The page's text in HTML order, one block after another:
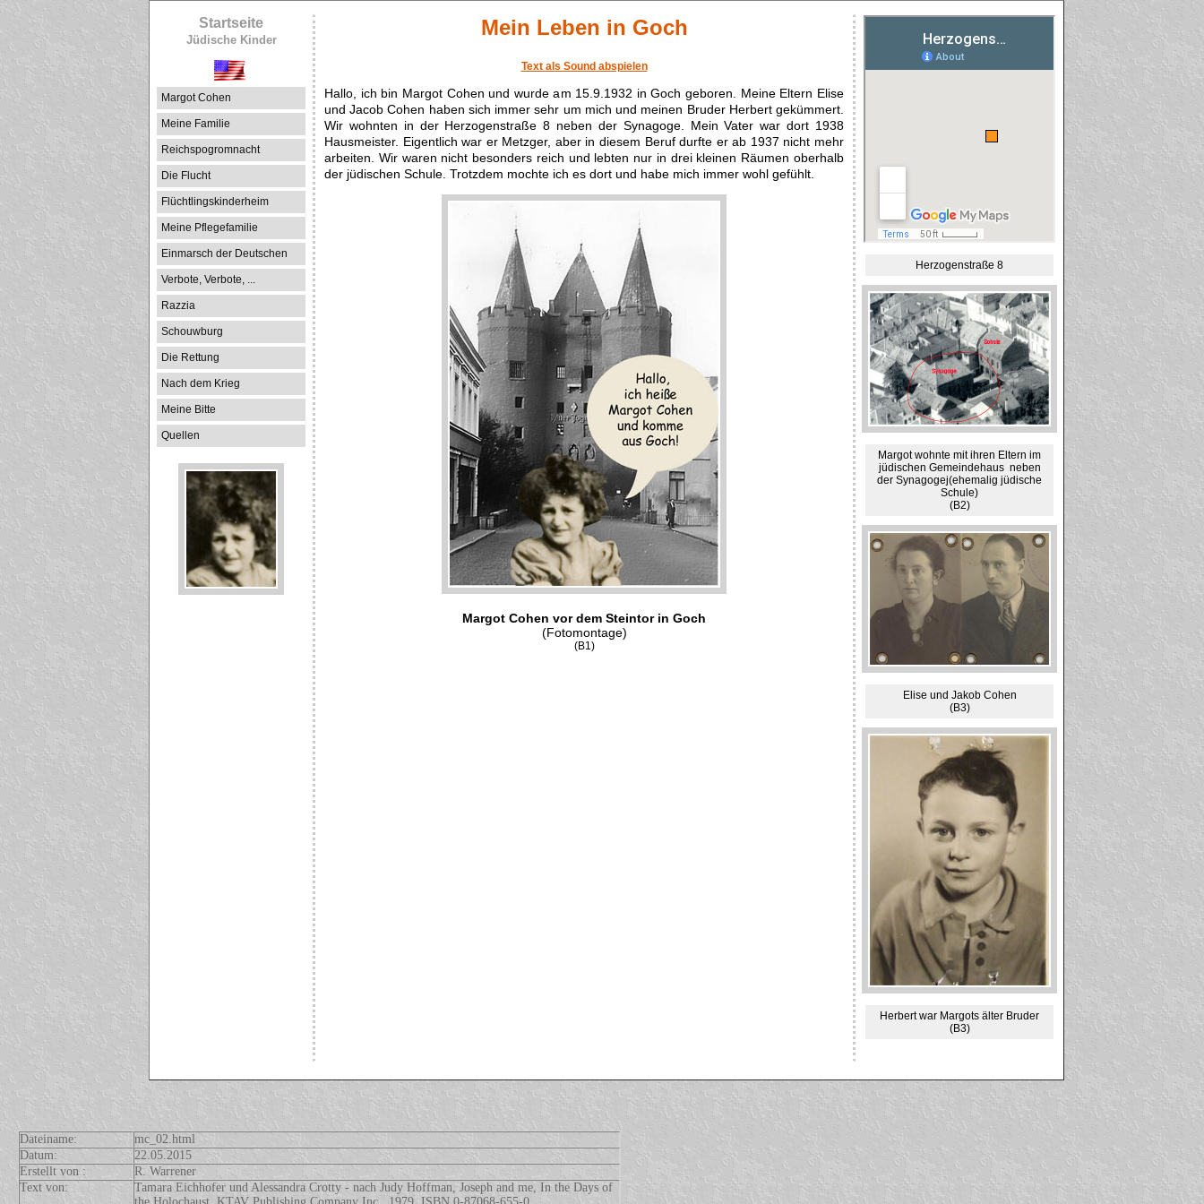
Startseite
Jüdische Kinder
Margot Cohen
Meine Familie
Reichspogromnacht
Die Flucht
Flüchtlingskinderheim
Meine Pflegefamilie
Einmarsch der Deutschen
Verbote, Verbote, ...
Razzia
Schouwburg
Die Rettung
Nach dem Krieg
Meine Bitte
Quellen
Mein Leben in Goch
Text als Sound abspielen
Hallo, ich bin Margot Cohen und wurde am 15.9.1932 in Goch geboren. Meine Eltern Elise
und Jacob Cohen haben sich immer sehr um mich und meinen Bruder Herbert gekümmert.
Wir wohnten in der Herzogenstraße 8 neben der Synagoge. Mein Vater war dort 1938
Hausmeister. Eigentlich war er Metzger, aber in diesem Beruf durfte er ab 1937 nicht mehr
arbeiten. Wir waren nicht besonders reich und lebten nur in drei kleinen Räumen oberhalb
der jüdischen Schule. Trotzdem mochte ich es dort und habe mich immer wohl gefühlt.
Margot Cohen vor dem Steintor in Goch
(Fotomontage)
(B1)
Herzogenstraße 8
Margot wohnte mit ihren Eltern im
jüdischen Gemeindehaus neben
der Synagogej(ehemalig jüdische
Schule)
(B2)
Elise und Jakob Cohen
(B3)
Herbert war Margots älter Bruder
(B3)
Dateiname:
mc_02.html
Datum:
22.05.2015
Erstellt von :
R. Warrener
Text von:
Tamara Eichhofer und Alessandra Crotty - nach Judy Hoffman, Joseph and me, In the Days of